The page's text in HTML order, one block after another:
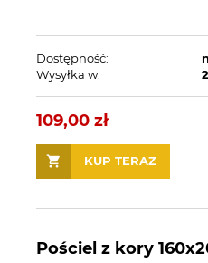
Dostępność:
Wysyłka w:
109,00 zł
KUP TERAZ
Pościel z kory